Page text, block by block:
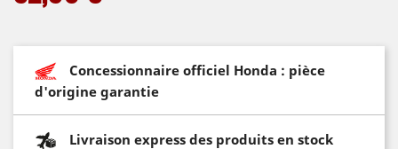
Concessionnaire officiel Honda : pièce
d'origine garantie
Livraison express des produits en stock